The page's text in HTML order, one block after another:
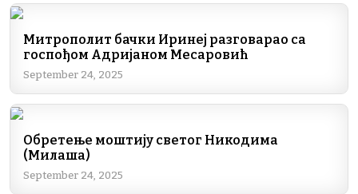
Митрополит бачки Иринеј разговарао са
госпођом Адријаном Месаровић
September 24, 2025
Обретење моштију светог Никодима
(Милаша)
September 24, 2025